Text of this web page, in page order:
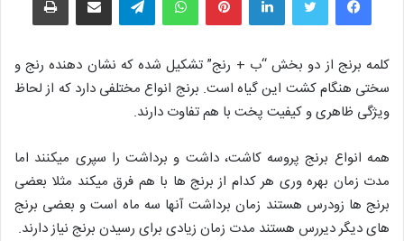
کلمه برنج از دو بخش “ب + رنج” تشکیل شده که نشان دهنده رنج و
سختی هنگام کشت این گیاه است. برنج انواع مختلفی دارد که از لحاظ
ویژگی ظاهری و کیفیت پخت با هم تفاوت دارند.
همه انواع برنج پروسه کاشت، داشت و برداشت را سپری میکنند اما
مدت زمان بهره وری هر کدام از برنج ها با هم فرق میکند مثلا بعضی
برنج ها زودرس هستند زمان برداشت آنها سه ماه است و بعضی برنج
های دیگر دیررس هستند مدت زمان زیادی برای رسیدن برنج نیاز دارند.